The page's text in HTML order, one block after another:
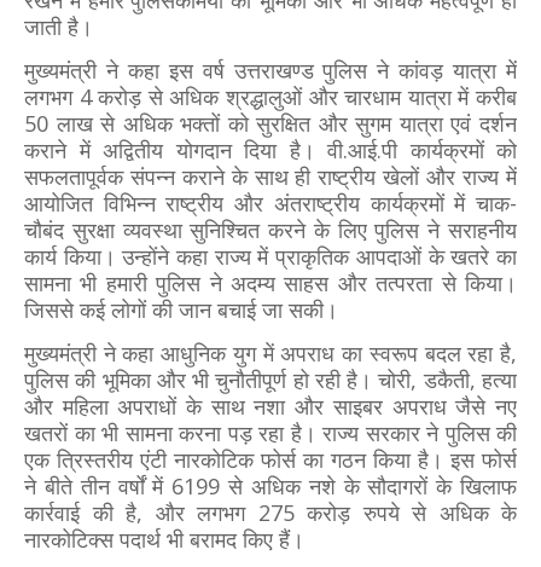
जाती है।
मुख्यमंत्री ने कहा इस वर्ष उत्तराखण्ड पुलिस ने कांवड़ यात्रा में
लगभग 4 करोड़ से अधिक श्रद्धालुओं और चारधाम यात्रा में करीब
50 लाख से अधिक भक्तों को सुरक्षित और सुगम यात्रा एवं दर्शन
कराने में अद्वितीय योगदान दिया है। वी.आई.पी कार्यक्रमों को
सफलतापूर्वक संपन्न कराने के साथ ही राष्ट्रीय खेलों और राज्य में
आयोजित विभिन्न राष्ट्रीय और अंतराष्ट्रीय कार्यक्रमों में चाक-
चौबंद सुरक्षा व्यवस्था सुनिश्चित करने के लिए पुलिस ने सराहनीय
कार्य किया। उन्होंने कहा राज्य में प्राकृतिक आपदाओं के खतरे का
सामना भी हमारी पुलिस ने अदम्य साहस और तत्परता से किया।
जिससे कई लोगों की जान बचाई जा सकी।
मुख्यमंत्री ने कहा आधुनिक युग में अपराध का स्वरूप बदल रहा है,
पुलिस की भूमिका और भी चुनौतीपूर्ण हो रही है। चोरी, डकैती, हत्या
और महिला अपराधों के साथ नशा और साइबर अपराध जैसे नए
खतरों का भी सामना करना पड़ रहा है। राज्य सरकार ने पुलिस की
एक त्रिस्तरीय एंटी नारकोटिक फोर्स का गठन किया है। इस फोर्स
ने बीते तीन वर्षों में 6199 से अधिक नशे के सौदागरों के खिलाफ
कार्रवाई की है, और लगभग 275 करोड़ रुपये से अधिक के
नारकोटिक्स पदार्थ भी बरामद किए हैं।